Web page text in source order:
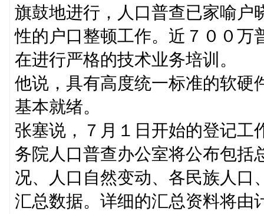
旗鼓地进行，人口普查已家喻户
性的户口整顿工作。近７００万
在进行严格的技术业务培训。
他说，具有高度统一标准的软硬
基本就绪。
张塞说，７月１日开始的登记工
务院人口普查办公室将公布包括
况、人口自然变动、各民族人口
汇总数据。详细的汇总资料将由